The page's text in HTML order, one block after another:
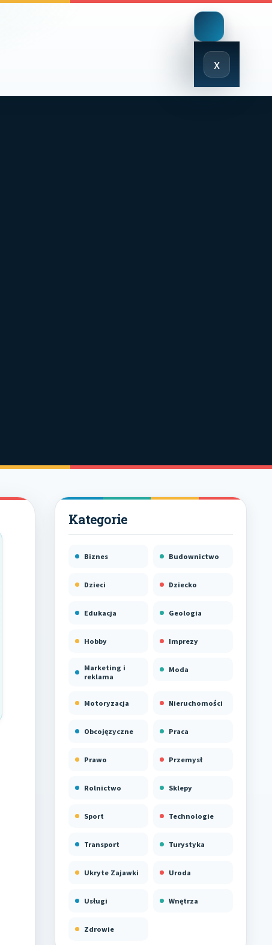
x
Close
Menu
Biznes Budownictwo
Dzieci Dziecko
Edukacja Geologia
Hobby Imprezy
Marketing i
reklama
Moda
Motoryzacja Nieruchomości
Obcojęzyczne Praca
Prawo Przemysł
Rolnictwo Sklepy
Sport Technologie
Transport Turystyka
Ukryte Zajawki Uroda
Usługi Wnętrza
Zdrowie